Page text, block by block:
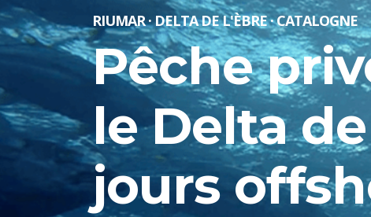
RIUMAR · DELTA DE L'ÈBRE · CATALOGNE
Pêche
le Delta
jours